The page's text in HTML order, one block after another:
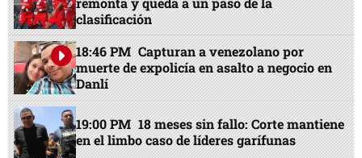
clasificación
18:46 PM Capturan a venezolano por
muerte de expolicía en asalto a negocio en
Danlí
19:00 PM 18 meses sin fallo: Corte mantiene
en el limbo caso de líderes garífunas